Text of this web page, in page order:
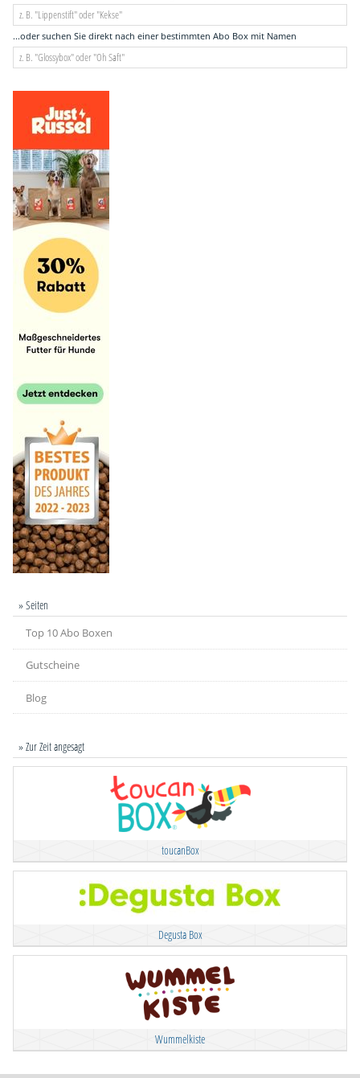
...oder suchen Sie direkt nach einer bestimmten Abo Box mit Namen
» Seiten
Top 10 Abo Boxen
Gutscheine
Blog
» Zur Zeit angesagt
toucanBox
Degusta Box
Wummelkiste